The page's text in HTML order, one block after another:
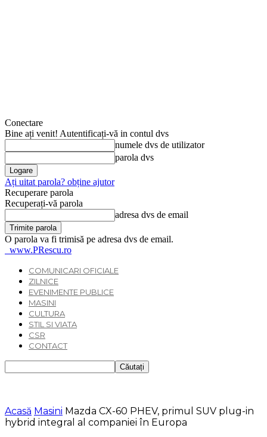
Conectare
Bine ați venit! Autentificați-vă in contul dvs
numele dvs de utilizator
parola dvs
Ați uitat parola? obține ajutor
Recuperare parola
Recuperați-vă parola
adresa dvs de email
O parola va fi trimisă pe adresa dvs de email.
www.PRescu.ro
COMUNICARI OFICIALE
ZILNICE
EVENIMENTE PUBLICE
MASINI
CULTURA
STIL SI VIATA
CSR
CONTACT
Acasă Masini Mazda CX-60 PHEV, primul SUV plug-in
hybrid integral al companiei în Europa